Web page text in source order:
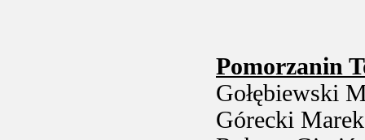
Pomorzanin
Gołębiewski
Górecki